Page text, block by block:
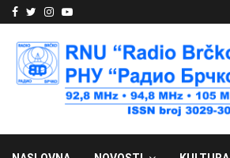
Facebook
Twitter
Instagram
Youtube